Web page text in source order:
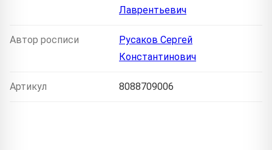
Лаврентьевич
Автор росписи
Русаков Сергей
Константинович
Артикул 8088709006